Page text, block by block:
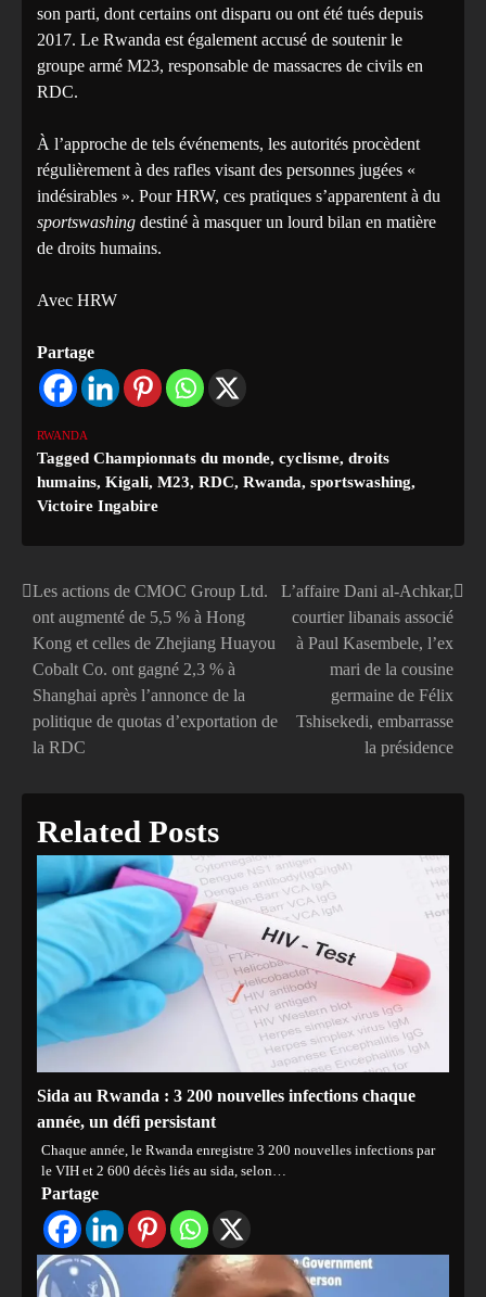
son parti, dont certains ont disparu ou ont été tués depuis
2017. Le Rwanda est également accusé de soutenir le
groupe armé M23, responsable de massacres de civils en
RDC.
À l’approche de tels événements, les autorités procèdent
régulièrement à des rafles visant des personnes jugées «
indésirables ». Pour HRW, ces pratiques s’apparentent à du
sportswashing destiné à masquer un lourd bilan en matière
de droits humains.
Avec HRW
Partage
RWANDA
Tagged Championnats du monde, cyclisme, droits
humains, Kigali, M23, RDC, Rwanda, sportswashing,
Victoire Ingabire
Navigation
de
l’article
Les actions de CMOC Group Ltd.
ont augmenté de 5,5 % à Hong
Kong et celles de Zhejiang Huayou
Cobalt Co. ont gagné 2,3 % à
Shanghai après l’annonce de la
politique de quotas d’exportation de
la RDC
L’affaire Dani al-Achkar,
courtier libanais associé
à Paul Kasembele, l’ex
mari de la cousine
germaine de Félix
Tshisekedi, embarrasse
la présidence
Related Posts
Sida au Rwanda : 3 200 nouvelles infections chaque
année, un défi persistant
Chaque année, le Rwanda enregistre 3 200 nouvelles infections par
le VIH et 2 600 décès liés au sida, selon…
Partage